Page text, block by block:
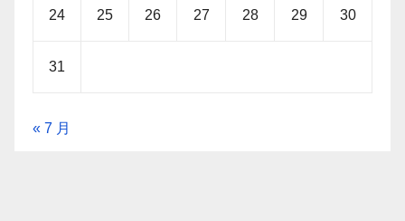
24 25 26 27 28 29 30
31
« 7 月